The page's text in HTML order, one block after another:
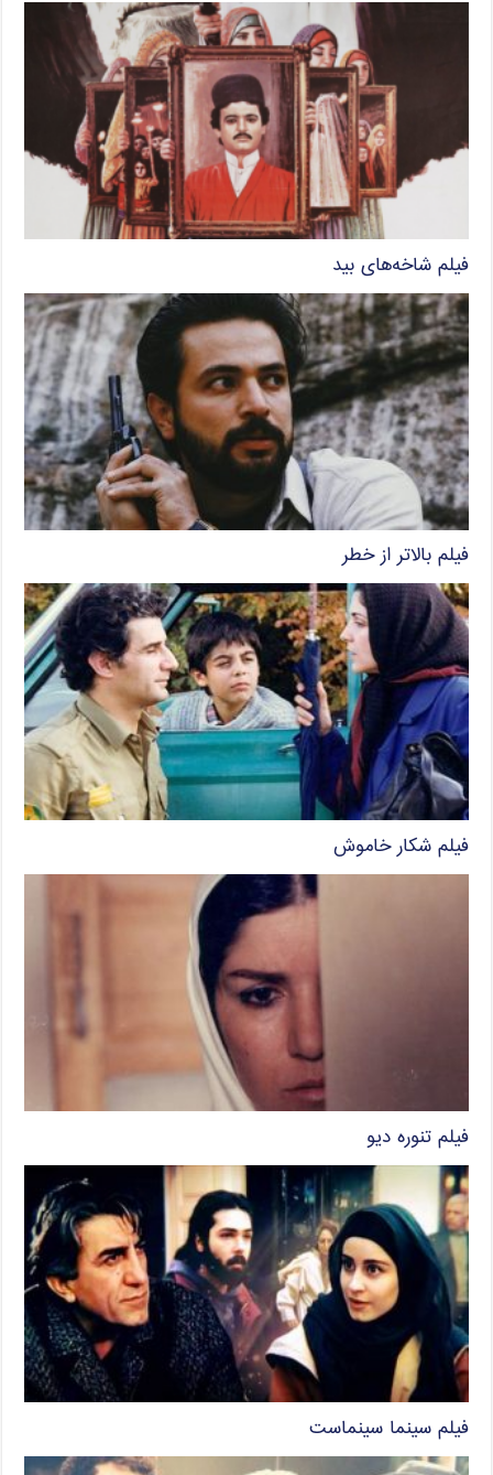
فیلم شاخه‌های بید
فیلم بالاتر از خطر
فیلم شکار خاموش
فیلم تنوره دیو
فیلم سینما سینماست